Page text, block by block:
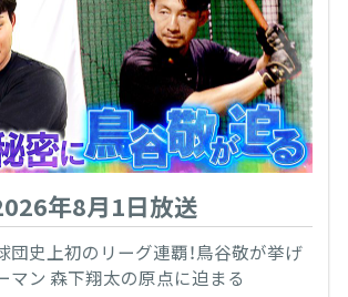
年8月1日放送
団史上初のリーグ連覇！鳥谷敬が挙げ
マン 森下翔太の原点に迫まる